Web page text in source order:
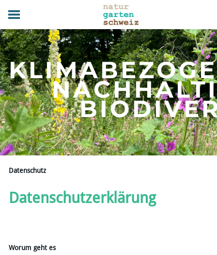
HOME
GRUNDLAGEN
PRAXIS
TERMINE
FACHBETRIEBE
MAGAZIN
UEBER UNS
MITGLIED WERDEN
DOWNLOADS
KONTAKT
Datenschutz
Datenschutzerklärung
Worum geht es